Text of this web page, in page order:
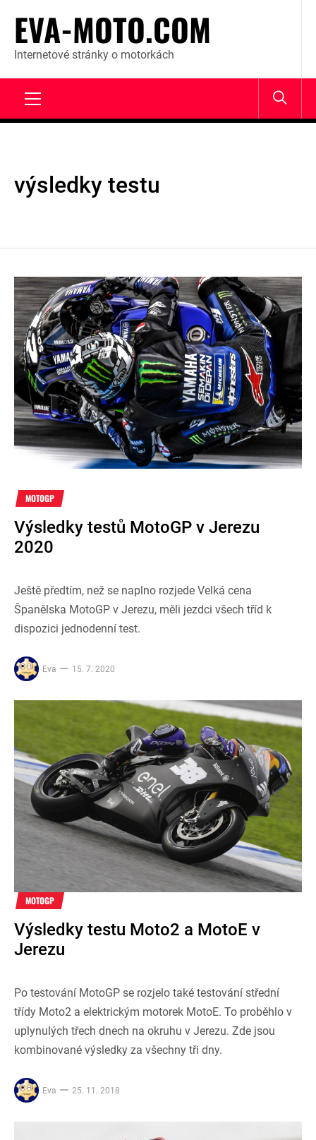
content
EVA-MOTO.COM
Internetové stránky o motorkách
výsledky testu
MOTOGP
Výsledky testů MotoGP v Jerezu
2020
Ještě předtím, než se naplno rozjede Velká cena
Španělska MotoGP v Jerezu, měli jezdci všech tříd k
dispozici jednodenní test.
Eva 15. 7. 2020
MOTOGP
Výsledky testu Moto2 a MotoE v
Jerezu
Po testování MotoGP se rozjelo také testování střední
třídy Moto2 a elektrickým motorek MotoE. To proběhlo v
uplynulých třech dnech na okruhu v Jerezu. Zde jsou
kombinované výsledky za všechny tři dny.
Eva 25. 11. 2018